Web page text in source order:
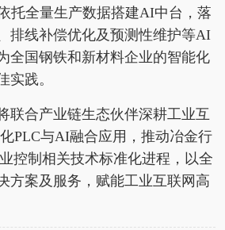
托全量生产数据搭建AI中台，落
排线补偿优化及预测性维护等AI
全国钢铁和新材料企业的智能化
实践。
联合产业链生态伙伴深耕工业互
PLC与AI融合应用，推动冶金行
控制相关技术标准化进程，以全
方案及服务，赋能工业互联网高